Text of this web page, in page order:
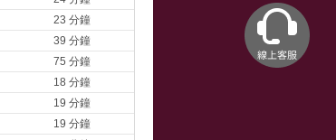
23 分鐘
39 分鐘
75 分鐘
18 分鐘
19 分鐘
19 分鐘